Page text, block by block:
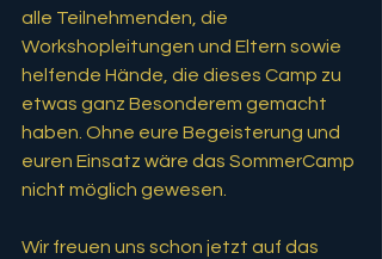
alle Teilnehmenden, die
Workshopleitungen und Eltern sowie
helfende Hände, die dieses Camp zu
etwas ganz Besonderem gemacht
haben. Ohne eure Begeisterung und
euren Einsatz wäre das SommerCamp
nicht möglich gewesen.
Wir freuen uns schon jetzt auf das